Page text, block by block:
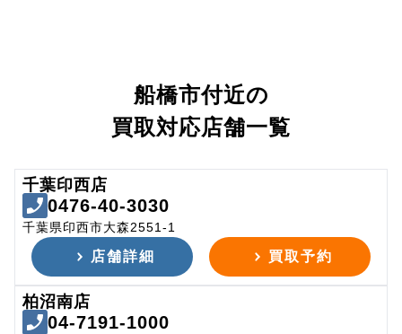
船橋市付近の
買取対応店舗一覧
千葉印西店
0476-40-3030
千葉県印西市大森2551-1
店舗詳細 買取予約
柏沼南店
04-7191-1000